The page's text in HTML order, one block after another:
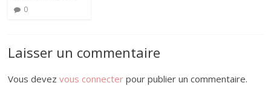
0
Laisser un commentaire
Vous devezvous connecter pour publier un commentaire.